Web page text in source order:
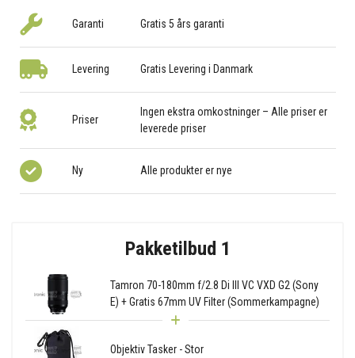
Garanti Gratis 5 års garanti
Levering Gratis Levering i Danmark
Priser
Ingen ekstra omkostninger – Alle priser er
leverede priser
Ny Alle produkter er nye
Pakketilbud 1
Tamron 70-180mm f/2.8 Di III VC VXD G2 (Sony
E) + Gratis 67mm UV Filter (Sommerkampagne)
Objektiv Tasker - Stor